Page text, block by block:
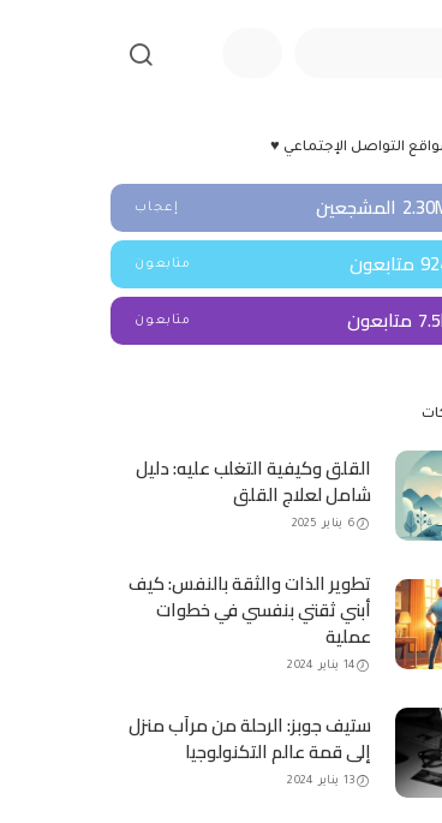
التواصل الإجتماعي ♥
المشجعين إعجاب
متابعون متابعون
متابعون متابعون
القلق وكيفية التغلب عليه: دليل
شامل لعلاج القلق
6 يناير 2025
تطوير الذات والثقة بالنفس: كيف
أبني ثقتي بنفسي في خطوات
عملية
14 يناير 2024
ستيف جوبز: الرحلة من مرآب منزل
إلى قمة عالم التكنولوجيا
13 يناير 2024